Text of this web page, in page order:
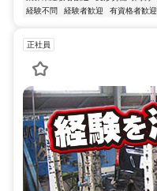
経験不問
経験者歓迎 有資格者歓迎
正社員